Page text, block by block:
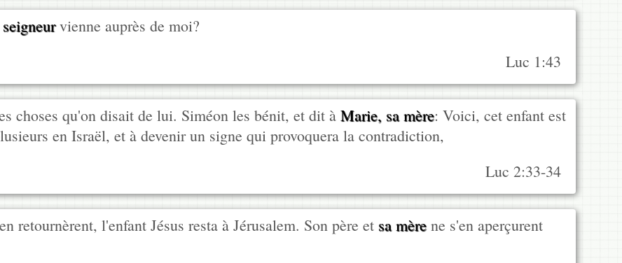
vienne auprès de moi?
Luc 1:43
choses qu'on disait de lui. Siméon les bénit, et dit à Marie, sa mère: Voici, cet enfant est
en Israël, et à devenir un signe qui provoquera la contradiction,
Luc 2:33-34
retournèrent, l'enfant Jésus resta à Jérusalem. Son père et sa mèrene s'en aperçurent